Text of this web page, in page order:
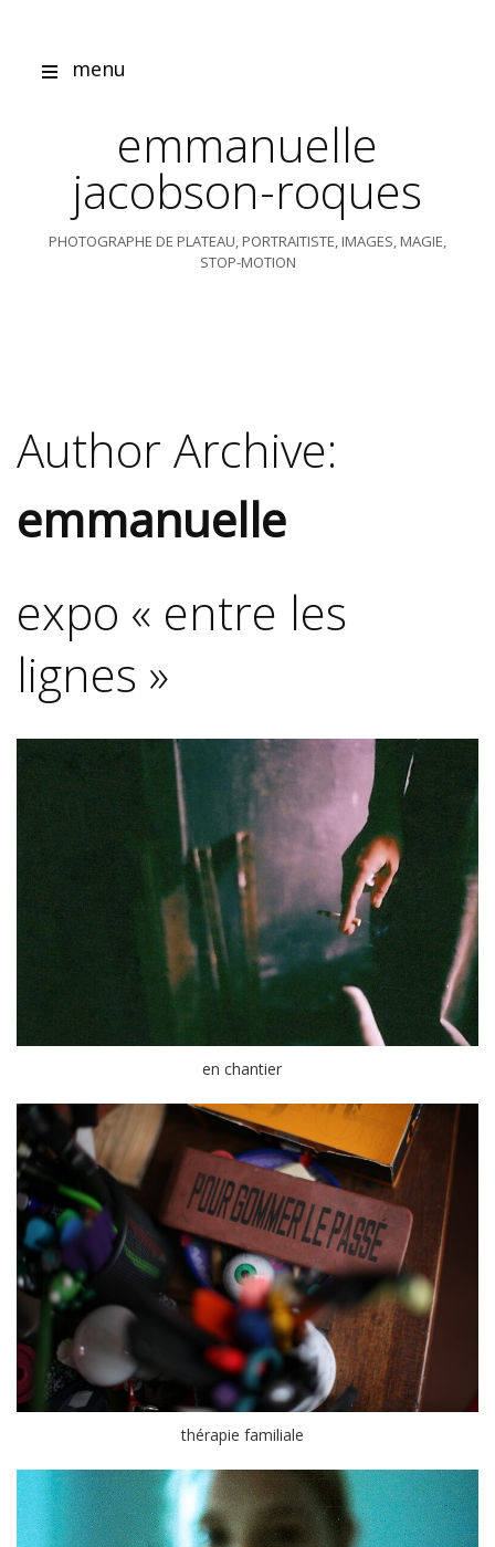
menu
emmanuelle
jacobson-roques
PHOTOGRAPHE DE PLATEAU, PORTRAITISTE, IMAGES, MAGIE,
STOP-MOTION
Author Archive:
emmanuelle
expo « entre les
lignes »
en chantier
thérapie familiale